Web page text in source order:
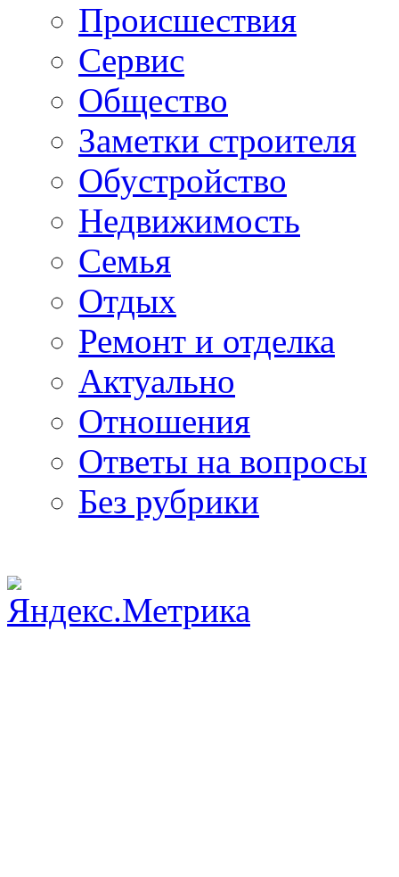
Происшествия
Сервис
Общество
Заметки строителя
Обустройство
Недвижимость
Семья
Отдых
Ремонт и отделка
Актуально
Отношения
Ответы на вопросы
Без рубрики